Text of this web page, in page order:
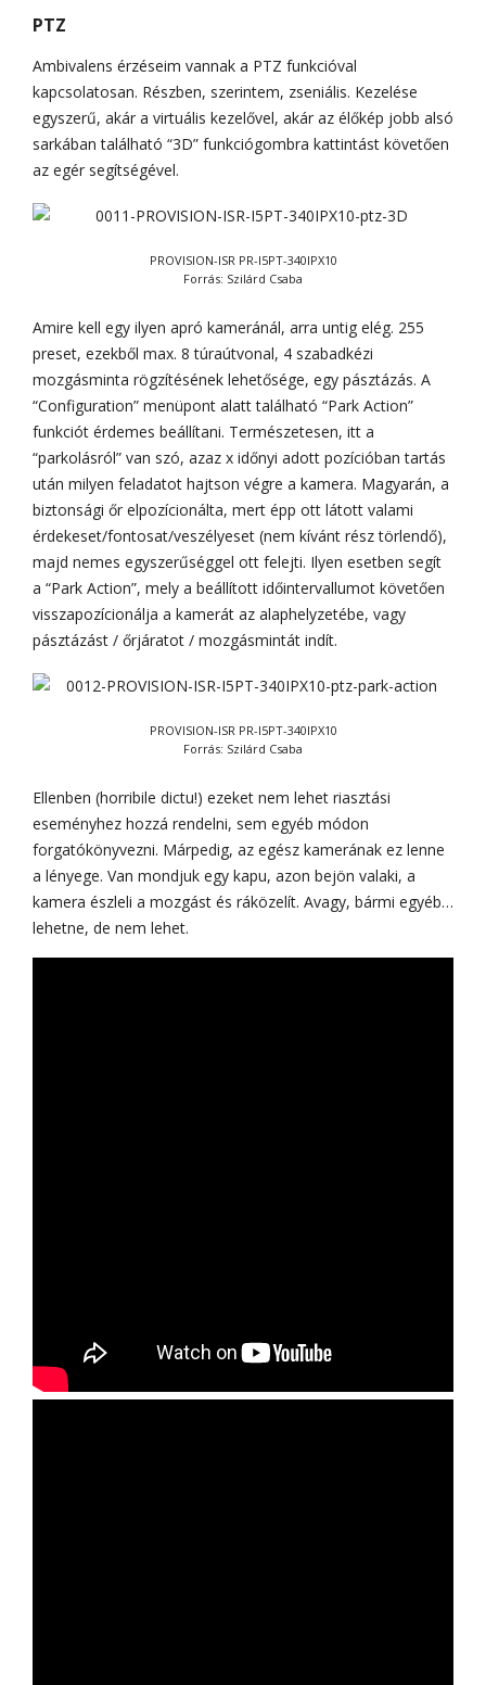
PTZ
Ambivalens érzéseim vannak a PTZ funkcióval
kapcsolatosan. Részben, szerintem, zseniális. Kezelése
egyszerű, akár a virtuális kezelővel, akár az élőkép jobb alsó
sarkában található “3D” funkciógombra kattintást követően
az egér segítségével.
PROVISION-ISR PR-I5PT-340IPX10
Forrás: Szilárd Csaba
Amire kell egy ilyen apró kameránál, arra untig elég. 255
preset, ezekből max. 8 túraútvonal, 4 szabadkézi
mozgásminta rögzítésének lehetősége, egy pásztázás. A
“Configuration” menüpont alatt található “Park Action”
funkciót érdemes beállítani. Természetesen, itt a
“parkolásról” van szó, azaz x időnyi adott pozícióban tartás
után milyen feladatot hajtson végre a kamera. Magyarán, a
biztonsági őr elpozícionálta, mert épp ott látott valami
érdekeset/fontosat/veszélyeset (nem kívánt rész törlendő),
majd nemes egyszerűséggel ott felejti. Ilyen esetben segít
a “Park Action”, mely a beállított időintervallumot követően
visszapozícionálja a kamerát az alaphelyzetébe, vagy
pásztázást / őrjáratot / mozgásmintát indít.
PROVISION-ISR PR-I5PT-340IPX10
Forrás: Szilárd Csaba
Ellenben (horribile dictu!) ezeket nem lehet riasztási
eseményhez hozzá rendelni, sem egyéb módon
forgatókönyvezni. Márpedig, az egész kamerának ez lenne
a lényege. Van mondjuk egy kapu, azon bejön valaki, a
kamera észleli a mozgást és ráközelít. Avagy, bármi egyéb…
lehetne, de nem lehet.